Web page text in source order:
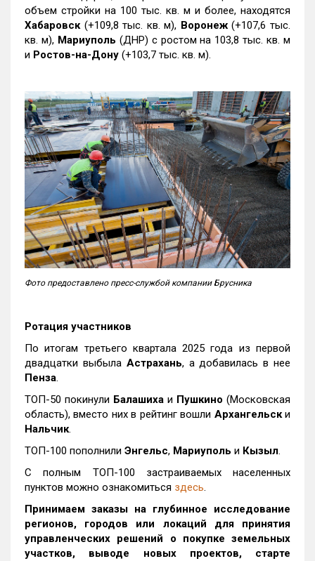
объем стройки на 100 тыс. кв. м и более, находятся
Хабаровск (+109,8 тыс. кв. м), Воронеж(+107,6 тыс.
кв. м), Мариуполь (ДНР) с ростом на 103,8 тыс. кв. м
и Ростов-на-Дону (+103,7 тыс. кв. м).
Фото предоставлено пресс-службой компании Брусника
Ротация участников
По итогам третьего квартала 2025 года из первой
двадцатки выбыла Астрахань, а добавилась в нее
Пенза.
ТОП-50 покинули Балашиха и Пушкино (Московская
область), вместо них в рейтинг вошли Архангельски
Нальчик.
ТОП-100 пополнили Энгельс, Мариуполь и Кызыл.
С полным ТОП-100 застраиваемых населенных
пунктов можно ознакомиться здесь.
Принимаем заказы на глубинное исследование
регионов, городов или локаций для принятия
управленческих решений о покупке земельных
участков, выводе новых проектов, старте